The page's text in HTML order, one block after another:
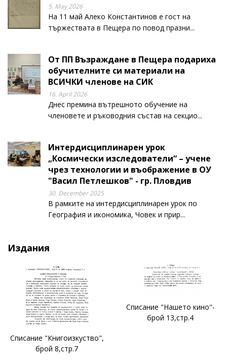
5. May 2026
На 11 май Алеко Константинов е гост на
тържествата в Пещера по повод празни...
От ПП Възраждане в Пещера подариха
обучителните си материали на
ВСИЧКИ членове на СИК
16. April 2026
Днес премина вътрешното обучение на
членовете и ръководния състав на секцио...
Интердисциплинарен урок
„Космически изследователи“ – учене
чрез технологии и въображение в ОУ
"Васил Петлешков" - гр. Пловдив
30. December 2025
В рамките на интердисциплинарен урок по
География и икономика, Човек и прир...
Издания
Списание "Книгоизкуство",
брой 8,стр.7
Списание "Нашето кино"-
брой 13,стр.4